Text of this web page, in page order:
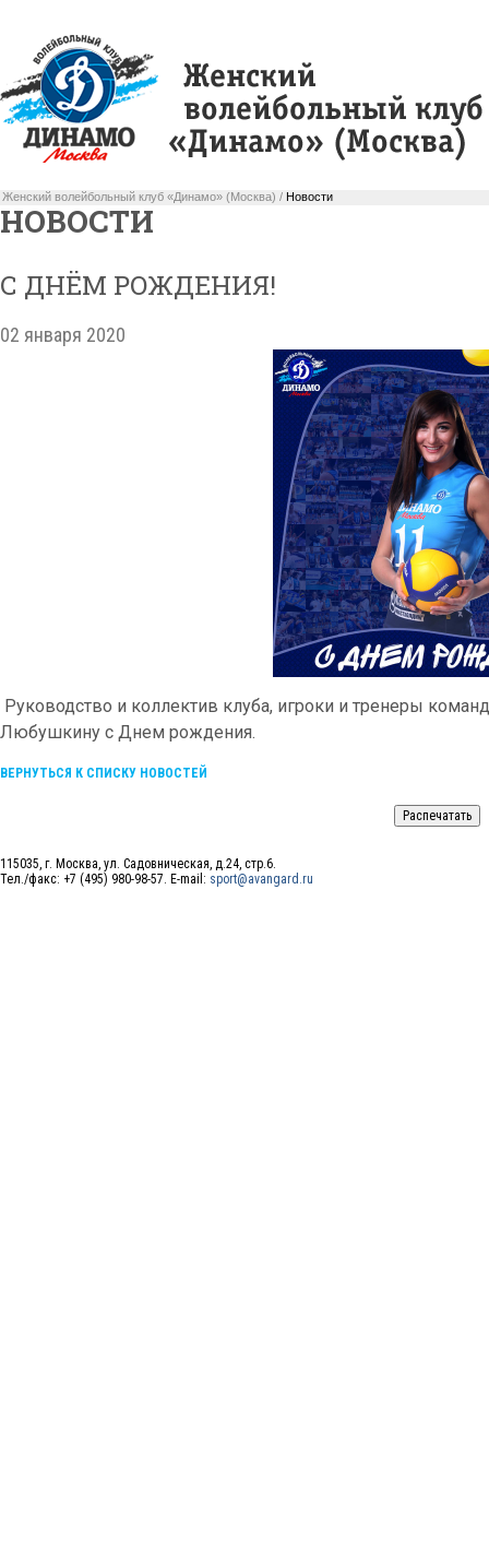
Женский волейбольный клуб «Динамо» (Москва) / Новости
НОВОСТИ
С ДНЁМ РОЖДЕНИЯ!
02 января 2020
Руководство и коллектив клуба, игроки и тренеры
Любушкину с Днем рождения.
ВЕРНУТЬСЯ К СПИСКУ НОВОСТЕЙ
115035, г. Москва, ул. Садовническая, д.24, стр.6.
Тел./факс: +7 (495) 980-98-57. E-mail: sport@avangard.ru